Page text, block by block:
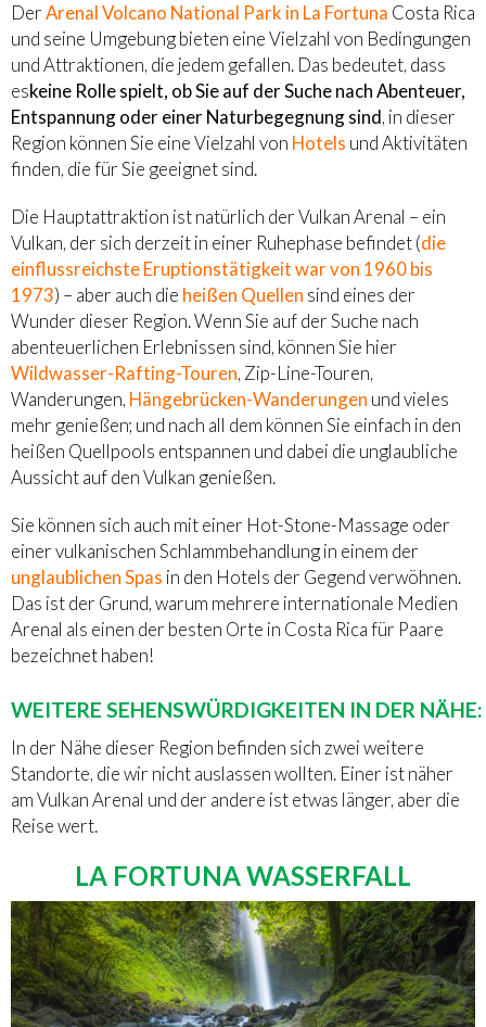
DerArenal Volcano National Park in La Fortuna Costa Rica
und seine Umgebung bieten eine Vielzahl von Bedingungen
und Attraktionen, die jedem gefallen. Das bedeutet, dass
eskeine Rolle spielt, ob Sie auf der Suche nach Abenteuer,
Entspannung oder einer Naturbegegnung sind, in dieser
Region können Sie eine Vielzahl von Hotels und Aktivitäten
finden, die für Sie geeignet sind.
Die Hauptattraktion ist natürlich der Vulkan Arenal – ein
Vulkan, der sich derzeit in einer Ruhephase befindet (die
einflussreichste Eruptionstätigkeit war von 1960 bis
1973) – aber auch die heißen Quellen sind eines der
Wunder dieser Region. Wenn Sie auf der Suche nach
abenteuerlichen Erlebnissen sind, können Sie hier
Wildwasser-Rafting-Touren, Zip-Line-Touren,
Wanderungen, Hängebrücken-Wanderungen und vieles
mehr genießen; und nach all dem können Sie einfach in den
heißen Quellpools entspannen und dabei die unglaubliche
Aussicht auf den Vulkan genießen.
Sie können sich auch mit einer Hot-Stone-Massage oder
einer vulkanischen Schlammbehandlung in einem der
unglaublichen Spas in den Hotels der Gegend verwöhnen.
Das ist der Grund, warum mehrere internationale Medien
Arenal als einen der besten Orte in Costa Rica für Paare
bezeichnet haben!
WEITERE SEHENSWÜRDIGKEITEN IN DER NÄHE:
In der Nähe dieser Region befinden sich zwei weitere
Standorte, die wir nicht auslassen wollten. Einer ist näher
am Vulkan Arenal und der andere ist etwas länger, aber die
Reise wert.
LA FORTUNA WASSERFALL